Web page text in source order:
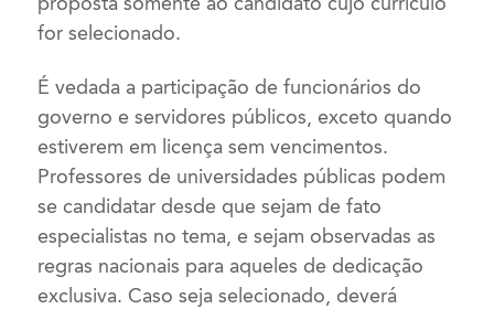
for selecionado.
É vedada a participação de funcionários do
governo e servidores públicos, exceto quando
estiverem em licença sem vencimentos.
Professores de universidades públicas podem
se candidatar desde que sejam de fato
especialistas no tema, e sejam observadas as
regras nacionais para aqueles de dedicação
exclusiva. Caso seja selecionado, deverá